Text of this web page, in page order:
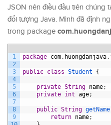
JSON nên điều đầu tiên chúng
đối tượng Java. Mình đã định
trong package
1
2
3
4
5
6
7
8
9
package com. huongdanjava.
public class Student {
private String name;
private int age;
public String getName
return name;